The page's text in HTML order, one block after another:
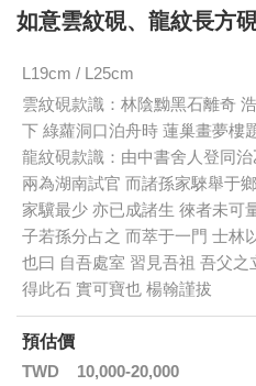
如意雲紋硯、龍紋長方
L19cm / L25cm
雲紋硯款識：林陰黝黑石離奇
下 綠蘿洞口泊舟時 蓮巢畫夢樓
龍紋硯款識：由中書舍人登同
兩為湖南試官 而諸孫家騋舉于
家驥最少 亦已成諸生 徠者未可
子若孫分占之 而萃于一門 士林
也曰 自吾處室 習見吾祖 吾父
得此石 實可寶也 楊翰謹拔
預估價
TWD
10,000-20,000